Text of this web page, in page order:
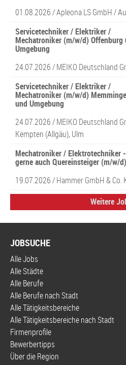
01.08.2026 /Apleona LS GmbH/
Servicetechniker / Elektriker /
Mechatroniker (m/w/d) Offenburg
Umgebung
24.07.2026 /MEIKO Deutschland
Servicetechniker / Elektriker /
Mechatroniker (m/w/d)
und Umgebung
24.07.2026 /MEIKO Deutschland
Kempten (Allgäu), Ulm
Mechatroniker / Elektrotechniker -
gerne auch Quereinsteiger (m/w/d)
19.07.2026 /Hammer GmbH & Co.
Weitere
JOBSUCHE
Alle Jobs
Alle Städte
Alle Berufe
Alle Berufe nach Stadt
Alle Tätigkeitsbereiche
Alle Tätigkeitsbereiche nach Stadt
Firmenprofile
Bewerbertipps
Über die Region